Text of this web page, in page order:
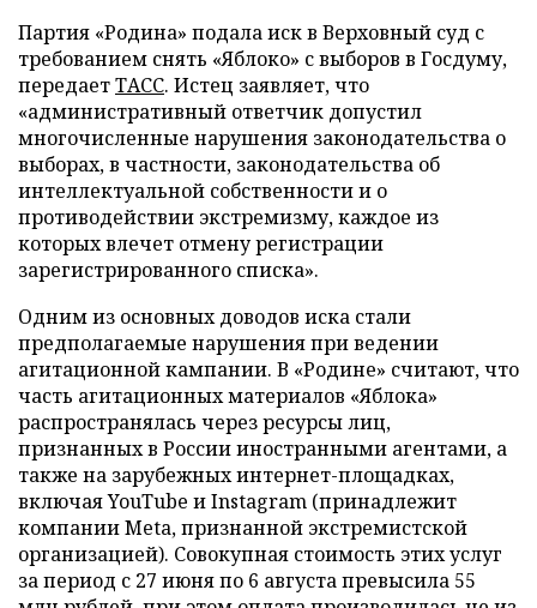
Партия «Родина» подала иск в Верховный суд с
требованием снять «Яблоко» с выборов в Госдуму,
передаетТАСС. Истец заявляет, что
«административный ответчик допустил
многочисленные нарушения законодательства о
выборах, в частности, законодательства об
интеллектуальной собственности и о
противодействии экстремизму, каждое из
которых влечет отмену регистрации
зарегистрированного списка».
Одним из основных доводов иска стали
предполагаемые нарушения при ведении
агитационной кампании. В «Родине» считают, что
часть агитационных материалов «Яблока»
распространялась через ресурсы лиц,
признанных в России иностранными агентами, а
также на зарубежных интернет-площадках,
включая YouTube и Instagram (принадлежит
компании Meta, признанной экстремистской
организацией). Совокупная стоимость этих услуг
за период с 27 июня по 6 августа превысила 55